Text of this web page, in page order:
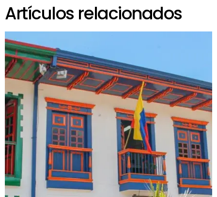
Artículos relacionados